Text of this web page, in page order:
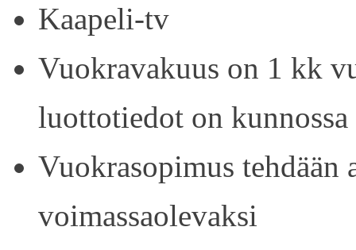
Kaapeli-tv
Vuokravakuus on 1 kk
luottotiedot on kunnossa
Vuokrasopimus tehdään
voimassaolevaksi